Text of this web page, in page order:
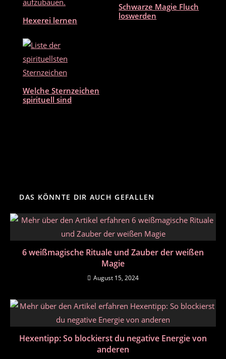
Hexerei lernen
Schwarze Magie Fluch
loswerden
Welche Sternzeichen
spirituell sind
DAS KÖNNTE DIR AUCH GEFALLEN
6 weißmagische Rituale und Zauber der weißen
Magie
August 15, 2024
Hexentipp: So blockierst du negative Energie von
anderen